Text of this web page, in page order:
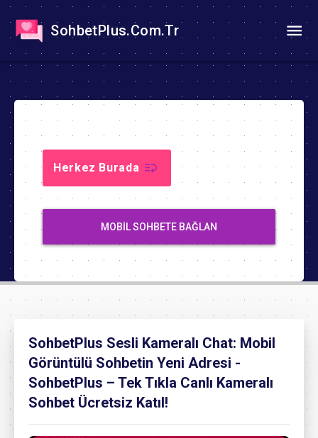
SohbetPlus.Com.Tr
Herkez Burada
MOBIL SOHBETE BAĞLAN
SohbetPlus Sesli Kameralı Chat: Mobil
Görüntülü Sohbetin Yeni Adresi -
SohbetPlus – Tek Tıkla Canlı Kameralı
Sohbet Ücretsiz Katıl!